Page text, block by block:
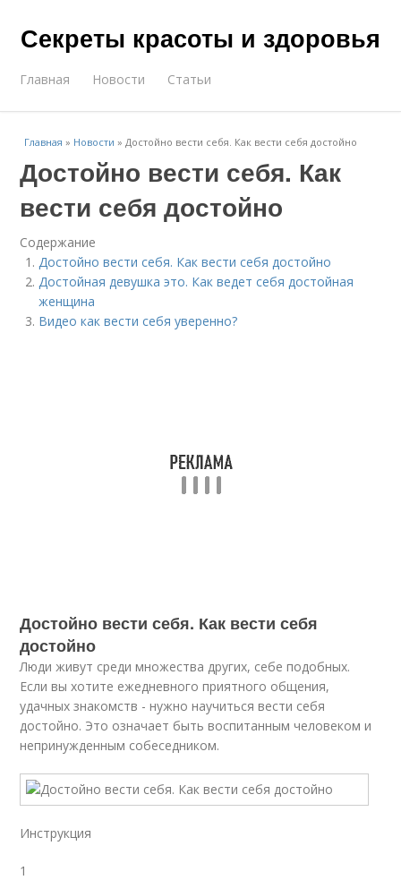
Секреты красоты и здоровья
Главная Новости Статьи
Главная » Новости »Достойно вести себя. Как вести себя достойно
Достойно вести себя. Как
вести себя достойно
Содержание
Достойно вести себя. Как вести себя достойно
Достойная девушка это. Как ведет себя достойная
женщина
Видео как вести себя уверенно?
Достойно вести себя. Как вести себя
достойно
Люди живут среди множества других, себе подобных.
Если вы хотите ежедневного приятного общения,
удачных знакомств - нужно научиться вести себя
достойно. Это означает быть воспитанным человеком и
непринужденным собеседником.
Инструкция
1